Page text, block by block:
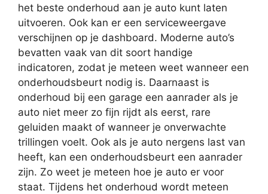
het beste onderhoud aan je auto kunt laten
uitvoeren. Ook kan er een serviceweergave
verschijnen op je dashboard. Moderne auto’s
bevatten vaak van dit soort handige
indicatoren, zodat je meteen weet wanneer een
onderhoudsbeurt nodig is. Daarnaast is
onderhoud bij een garage een aanrader als je
auto niet meer zo fijn rijdt als eerst, rare
geluiden maakt of wanneer je onverwachte
trillingen voelt. Ook als je auto nergens last van
heeft, kan een onderhoudsbeurt een aanrader
zijn. Zo weet je meteen hoe je auto er voor
staat. Tijdens het onderhoud wordt meteen